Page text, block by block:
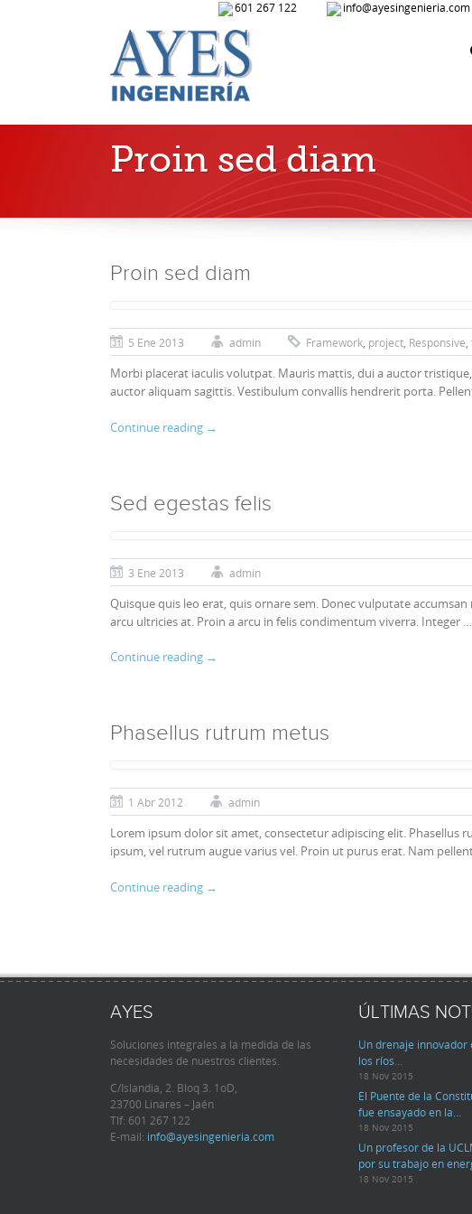
601 267 122 info@ayesingenieria.com
Proin sed diam
Proin sed diam
5 Ene 2013 admin Framework, project, Responsive,
Morbi placerat iaculis volutpat. Mauris mattis, dui a auctor
auctor aliquam sagittis. Vestibulum convallis hendrerit porta.
Continue reading →
Sed egestas felis
3 Ene 2013 admin
Quisque quis leo erat, quis ornare sem. Donec vulputate
arcu ultricies at. Proin a arcu in felis condimentum viverra. Integer …
Continue reading →
Phasellus rutrum metus
1 Abr 2012 admin
Lorem ipsum dolor sit amet, consectetur adipiscing elit.
ipsum, vel rutrum augue varius vel. Proin ut purus erat. Nam
Continue reading →
AYES
Soluciones integrales a la medida de las
necesidades de nuestros clientes.
C/Islandia, 2. Bloq 3. 1oD,
23700 Linares – Jaén
Tlf: 601 267 122
E-mail: info@ayesingenieria.com
ÚLTIMAS
Un drenaje
los ríos…
18 Nov 2015
El Puente de la
fue ensayado en la…
18 Nov 2015
Un profesor de la
por su trabajo en
18 Nov 2015